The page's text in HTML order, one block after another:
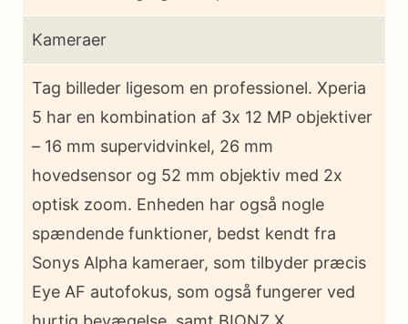
Kameraer
Tag billeder ligesom en professionel. Xperia
5 har en kombination af 3x 12 MP objektiver
– 16 mm supervidvinkel, 26 mm
hovedsensor og 52 mm objektiv med 2x
optisk zoom. Enheden har også nogle
spændende funktioner, bedst kendt fra
Sonys Alpha kameraer, som tilbyder præcis
Eye AF autofokus, som også fungerer ved